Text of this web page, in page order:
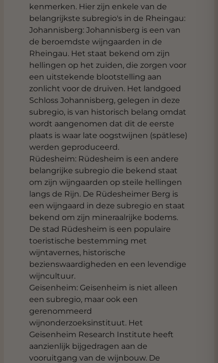
kenmerken. Hier zijn enkele van de
belangrijkste subregio's in de Rheingau:
Johannisberg: Johannisberg is een van
de beroemdste wijngaarden in de
Rheingau. Het staat bekend om zijn
hellingen op het zuiden, die zorgen voor
een uitstekende blootstelling aan
zonlicht voor de druiven. Het landgoed
Schloss Johannisberg, gelegen in deze
subregio, is van historisch belang omdat
wordt aangenomen dat dit de eerste
plaats is waar late oogstwijnen (spätlese)
werden geproduceerd.
Rüdesheim: Rüdesheim is een andere
belangrijke subregio die bekend staat
om zijn wijngaarden op steile hellingen
langs de Rijn. De Rüdesheimer Berg is
een wijngaard in deze subregio en staat
bekend om zijn mineraalrijke bodems.
De stad Rüdesheim is een populaire
toeristische bestemming met
wijntavernes, historische
bezienswaardigheden en een levendige
wijncultuur.
Geisenheim: Geisenheim is niet alleen
een subregio, maar ook een
gerenommeerd
wijnonderzoeksinstituut. Het
Geisenheim Research Institute heeft
aanzienlijk bijgedragen aan de
vooruitgang van de wijnbouw. De